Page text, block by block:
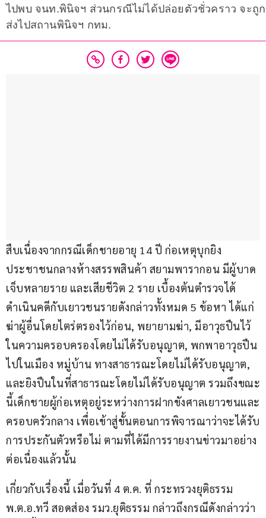
ไปพบ จนท.พินิจฯ ส่วนกรณีไม่ได้ปล่อยตัวชั่วคราว จะถูก
ส่งไปสถานพินิจฯ กทม.
สืบเนื่องจากกรณีเด็กชายอายุ 14 ปี ก่อเหตุบุกยิง
ประชาชนกลางห้างสรรพสินค้า สยามพารากอน มีผู้บาด
เจ็บหลายราย และเสียชีวิต 2 ราย เบื้องต้นตำรวจได้
ดำเนินคดีกับเยาวชนรายดังกล่าวทั้งหมด 5 ข้อหา ได้แก่
ฆ่าผู้อื่นโดยไตร่ตรองไว้ก่อน, พยายามฆ่า, มีอาวุธปืนไว้
ในความครอบครองโดยไม่ได้รับอนุญาต, พกพาอาวุธปืน
ไปในเมือง หมู่บ้าน ทางสาธารณะโดยไม่ได้รับอนุญาต,
และยิงปืนในที่สาธารณะโดยไม่ได้รับอนุญาต รวมถึงขณะ
นี้เด็กชายผู้ก่อเหตุอยู่ระหว่างการฝากขังศาลเยาวชนและ
ครอบครัวกลาง เพื่อเข้าสู่ขั้นตอนการพิจารณาว่าจะได้รับ
การประกันตัวหรือไม่ ตามที่ได้มีการรายงานข่าวมาอย่าง
ต่อเนื่องแล้วนั้น
เกี่ยวกับเรื่องนี้ เมื่อวันที่ 4 ต.ค. ที่ กระทรวงยุติธรรม
พ.ต.อ.ทวี สอดส่อง รมว.ยุติธรรม กล่าวถึงกรณีดังกล่าวว่า